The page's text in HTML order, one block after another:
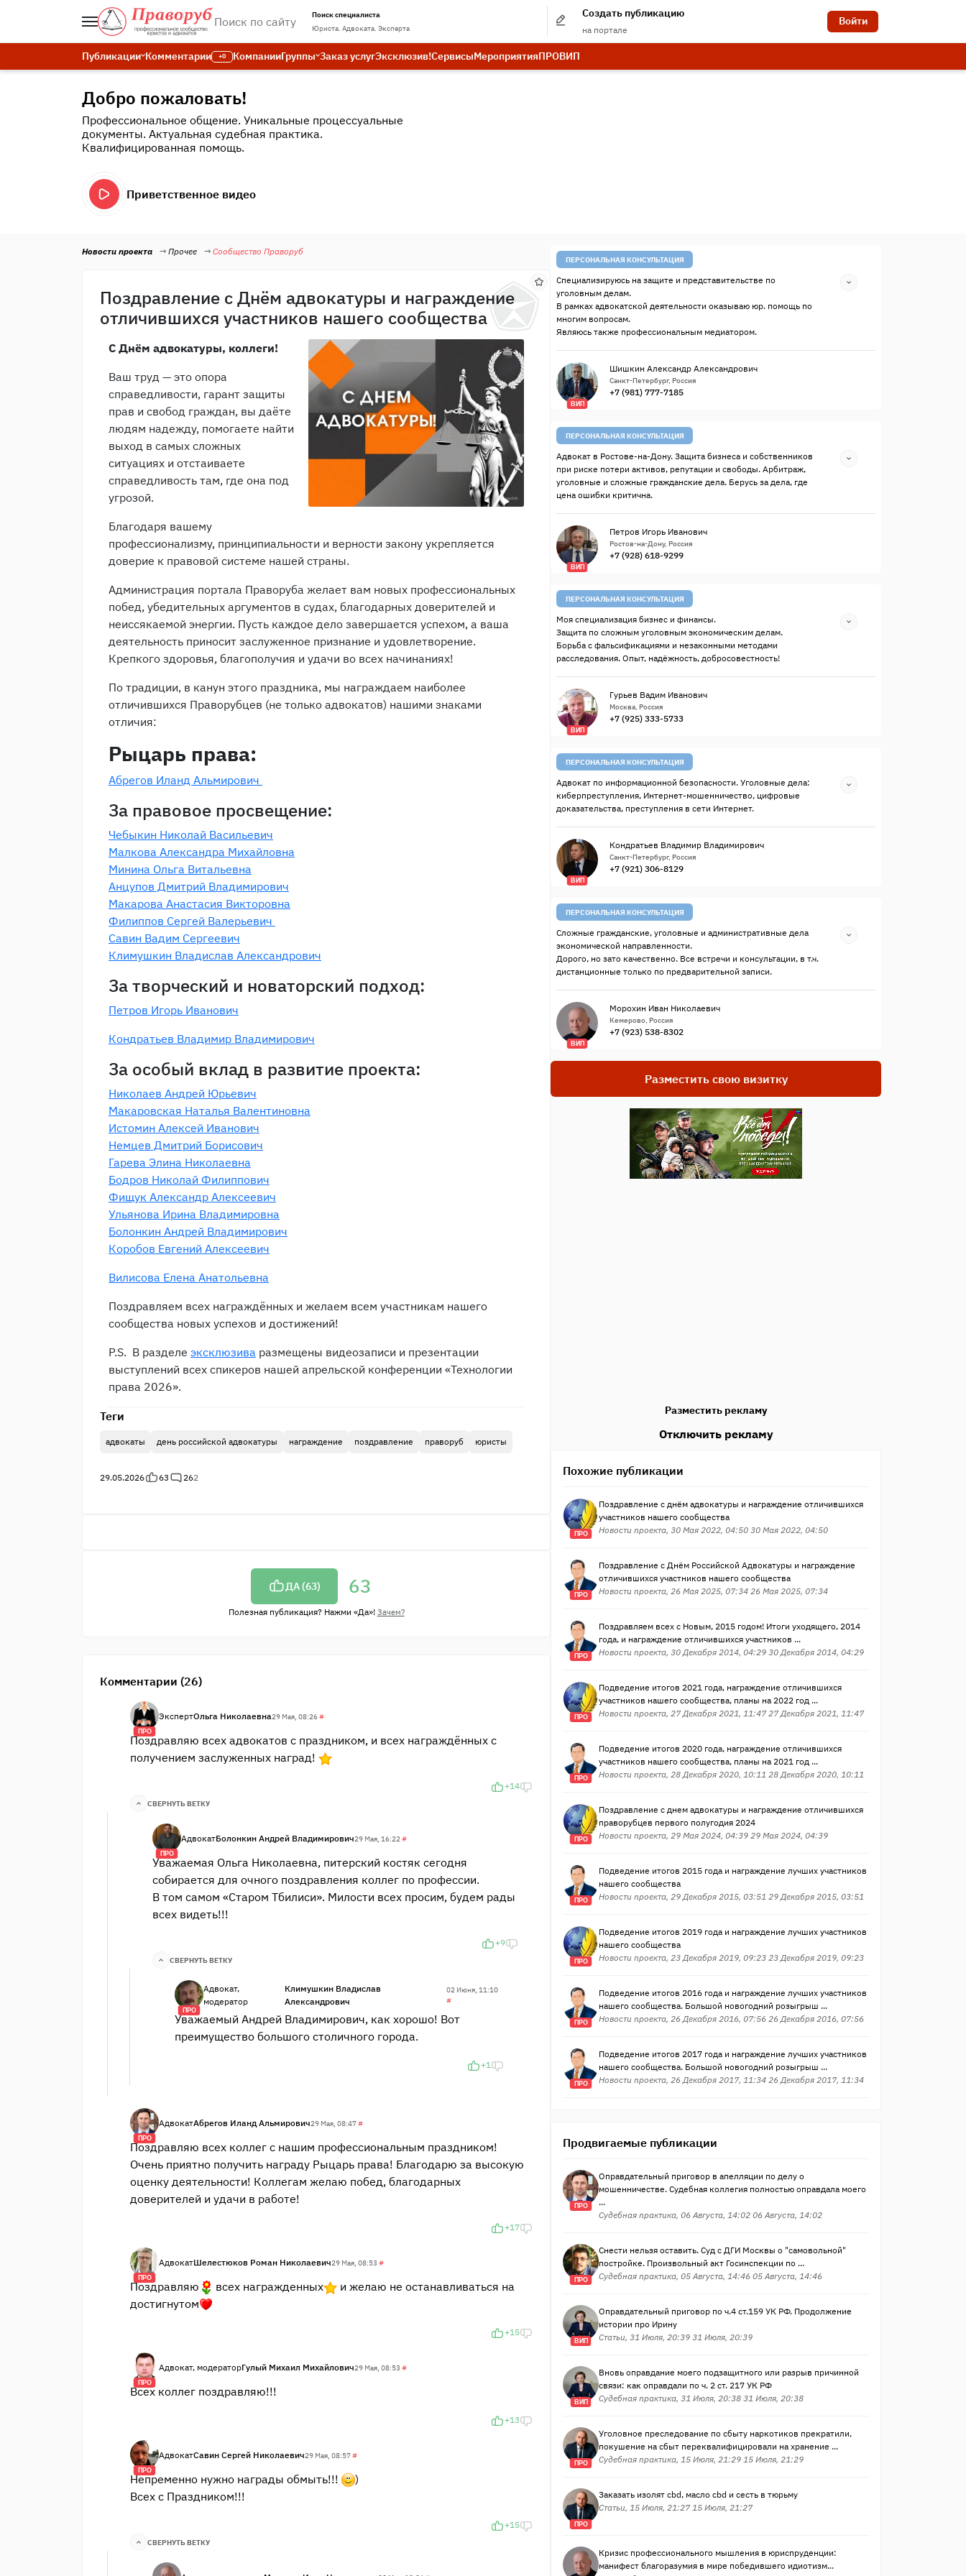
Поиск специалиста
Юриста. Адвоката. Эксперта
Создать публикацию
на портале
Войти
Публикации Комментарии +0 КомпанииГруппы Заказ услугЭксклюзив!СервисыМероприятияПРОВИП
Добро пожаловать!
Профессиональное общение. Уникальные процессуальные
документы. Актуальная судебная практика.
Квалифицированная помощь.
Приветственное видео
Новости проекта Прочее Сообщество Праворуб
Поздравление с Днём адвокатуры и награждение
отличившихся участников нашего сообщества
С Днём адвокатуры, коллеги!
Ваш труд — это опора
справедливости, гарант защиты
прав и свобод граждан, вы даёте
людям надежду, помогаете найти
выход в самых сложных
ситуациях и отстаиваете
справедливость там, где она под
угрозой.
Благодаря вашему
профессионализму, принципиальности и верности закону укрепляется
доверие к правовой системе нашей страны.
Администрация портала Праворуба желает вам новых профессиональных
побед, убедительных аргументов в судах, благодарных доверителей и
неиссякаемой энергии. Пусть каждое дело завершается успехом, а ваша
деятельность приносит заслуженное признание и удовлетворение.
Крепкого здоровья, благополучия и удачи во всех начинаниях!
По традиции, в канун этого праздника, мы награждаем наиболее
отличившихся Праворубцев (не только адвокатов) нашими знаками
отличия:
Рыцарь права:
Абрегов Иланд Альмирович
За правовое просвещение:
Чебыкин Николай Васильевич
Малкова Александра Михайловна
Минина Ольга Витальевна
Анцупов Дмитрий Владимирович
Макарова Анастасия Викторовна
Филиппов Сергей Валерьевич
Савин Вадим Сергеевич
Климушкин Владислав Александрович
За творческий и новаторский подход:
Петров Игорь Иванович
Кондратьев Владимир Владимирович
За особый вклад в развитие проекта:
Николаев Андрей Юрьевич
Макаровская Наталья Валентиновна
Истомин Алексей Иванович
Немцев Дмитрий Борисович
Гарева Элина Николаевна
Бодров Николай Филиппович
Фищук Александр Алексеевич
Ульянова Ирина Владимировна
Болонкин Андрей Владимирович
Коробов Евгений Алексеевич
Вилисова Елена Анатольевна
Поздравляем всех награждённых и желаем всем участникам нашего
сообщества новых успехов и достижений!
P.S. В разделе эксклюзива размещены видеозаписи и презентации
выступлений всех спикеров нашей апрельской конференции «Технологии
права 2026».
Теги
адвокаты день российской адвокатуры награждение поздравление праворуб юристы
29.05.2026 63 262
ДА (63) 63
Полезная публикация? Нажми «Да»! Зачем?
Комментарии (26)
ПРО
ЭкспертОльга Николаевна29 Мая, 08:26#
Поздравляю всех адвокатов с праздником, и всех награждённых с
получением заслуженных наград!
+14
СВЕРНУТЬ ВЕТКУ
ПРО
АдвокатБолонкин Андрей Владимирович29 Мая, 16:22 #
Уважаемая Ольга Николаевна, питерский костяк сегодня
собирается для очного поздравления коллег по профессии.
В том самом «Старом Тбилиси». Милости всех просим, будем рады
всех видеть!!!
+9
СВЕРНУТЬ ВЕТКУ
ПРО
Адвокат,
модератор
Климушкин Владислав
Александрович
02 Июня, 11:10
#
Уважаемый Андрей Владимирович, как хорошо! Вот
преимущество большого столичного города.
+1
ПРО
АдвокатАбрегов Иланд Альмирович29 Мая, 08:47#
Поздравляю всех коллег с нашим профессиональным праздником!
Очень приятно получить награду Рыцарь права! Благодарю за высокую
оценку деятельности! Коллегам желаю побед, благодарных
доверителей и удачи в работе!
+17
ПРО
АдвокатШелестюков Роман Николаевич29 Мая, 08:53 #
Поздравляю всех награжденных
и желаю не останавливаться на
достигнутом
+15
ПРО
Адвокат, модераторГулый Михаил Михайлович29 Мая, 08:53 #
Всех коллег поздравляю!!!
+13
ПРО
АдвокатСавин Сергей Николаевич29 Мая, 08:57#
Непременно нужно награды обмыть!!!
)
Всех с Праздником!!!
+15
СВЕРНУТЬ ВЕТКУ
ПЕРСОНАЛЬНАЯ КОНСУЛЬТАЦИЯ
Специализируюсь на защите и представительстве по
уголовным делам.
В рамках адвокатской деятельности оказываю юр. помощь по
многим вопросам.
Являюсь также профессиональным медиатором.
ВИП
Шишкин Александр Александрович
Санкт-Петербург, Россия
+7 (981) 777-7185
ПЕРСОНАЛЬНАЯ КОНСУЛЬТАЦИЯ
Адвокат в Ростове-на-Дону. Защита бизнеса и собственников
при риске потери активов, репутации и свободы. Арбитраж,
уголовные и сложные гражданские дела. Берусь за дела, где
цена ошибки критична.
ВИП
Петров Игорь Иванович
Ростов-на-Дону, Россия
+7 (928) 618-9299
ПЕРСОНАЛЬНАЯ КОНСУЛЬТАЦИЯ
Моя специализация бизнес и финансы.
Защита по сложным уголовным экономическим делам.
Борьба с фальсификациями и незаконными методами
расследования. Опыт, надёжность, добросовестность!
ВИП
Гурьев Вадим Иванович
Москва, Россия
+7 (925) 333-5733
ПЕРСОНАЛЬНАЯ КОНСУЛЬТАЦИЯ
Адвокат по информационной безопасности. Уголовные дела:
киберпреступления, Интернет-мошенничество, цифровые
доказательства, преступления в сети Интернет.
ВИП
Кондратьев Владимир Владимирович
Санкт-Петербург, Россия
+7 (921) 306-8129
ПЕРСОНАЛЬНАЯ КОНСУЛЬТАЦИЯ
Сложные гражданские, уголовные и административные дела
экономической направленности.
Дорого, но зато качественно. Все встречи и консультации, в т.ч.
дистанционные только по предварительной записи.
ВИП
Морохин Иван Николаевич
Кемерово, Россия
+7 (923) 538-8302
Разместить свою визитку
Разместить рекламу
Отключить рекламу
Похожие публикации
ПРО
Поздравление с днём адвокатуры и награждение отличившихся
участников нашего сообщества
Новости проекта, 30 Мая 2022, 04:50 30 Мая 2022, 04:50
ПРО
Поздравление с Днём Российской Адвокатуры и награждение
отличившихся участников нашего сообщества
Новости проекта, 26 Мая 2025, 07:34 26 Мая 2025, 07:34
ПРО
Поздравляем всех с Новым, 2015 годом! Итоги уходящего, 2014
года, и награждение отличившихся участников ...
Новости проекта, 30 Декабря 2014, 04:29 30 Декабря 2014, 04:29
ПРО
Подведение итогов 2021 года, награждение отличившихся
участников нашего сообщества, планы на 2022 год ...
Новости проекта, 27 Декабря 2021, 11:47 27 Декабря 2021, 11:47
ПРО
Подведение итогов 2020 года, награждение отличившихся
участников нашего сообщества, планы на 2021 год ...
Новости проекта, 28 Декабря 2020, 10:11 28 Декабря 2020, 10:11
ПРО
Поздравление с днем адвокатуры и награждение отличившихся
праворубцев первого полугодия 2024
Новости проекта, 29 Мая 2024, 04:39 29 Мая 2024, 04:39
ПРО
Подведение итогов 2015 года и награждение лучших участников
нашего сообщества
Новости проекта, 29 Декабря 2015, 03:51 29 Декабря 2015, 03:51
ПРО
Подведение итогов 2019 года и награждение лучших участников
нашего сообщества
Новости проекта, 23 Декабря 2019, 09:23 23 Декабря 2019, 09:23
ПРО
Подведение итогов 2016 года и награждение лучших участников
нашего сообщества. Большой новогодний розыгрыш ...
Новости проекта, 26 Декабря 2016, 07:56 26 Декабря 2016, 07:56
ПРО
Подведение итогов 2017 года и награждение лучших участников
нашего сообщества. Большой новогодний розыгрыш ...
Новости проекта, 26 Декабря 2017, 11:34 26 Декабря 2017, 11:34
Продвигаемые публикации
ПРО
Оправдательный приговор в апелляции по делу о
мошенничестве. Судебная коллегия полностью оправдала моего
...
Судебная практика, 06 Августа, 14:02 06 Августа, 14:02
ПРО
Снести нельзя оставить. Суд с ДГИ Москвы о "самовольной"
постройке. Произвольный акт Госинспекции по ...
Судебная практика, 05 Августа, 14:46 05 Августа, 14:46
ВИП
Оправдательный приговор по ч.4 ст.159 УК РФ. Продолжение
истории про Ирину
Статьи, 31 Июля, 20:39 31 Июля, 20:39
ВИП
Вновь оправдание моего подзащитного или разрыв причинной
связи: как оправдали по ч. 2 ст. 217 УК РФ
Судебная практика, 31 Июля, 20:38 31 Июля, 20:38
ПРО
Уголовное преследование по сбыту наркотиков прекратили,
покушение на сбыт переквалифицировали на хранение ...
Судебная практика, 15 Июля, 21:29 15 Июля, 21:29
ПРО
Заказать изолят cbd, масло cbd и сесть в тюрьму
Статьи, 15 Июля, 21:27 15 Июля, 21:27
Кризис профессионального мышления в юриспруденции:
манифест благоразумия в мире победившего идиотизм...